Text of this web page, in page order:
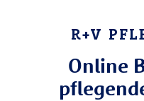
R+V
Online